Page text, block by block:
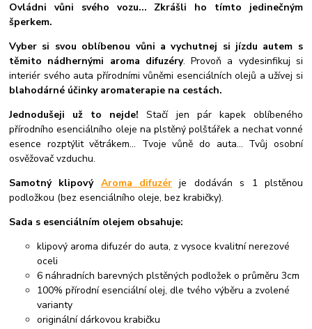
Ovládni vůni svého vozu... Zkrášli ho tímto jedinečným
šperkem.
Vyber si svou oblíbenou vůni a vychutnej si jízdu autem s
těmito nádhernými aroma difuzéry. Provoň a vydesinfikuj si
interiér svého auta přírodními vůněmi esenciálních olejů a užívej si
blahodárné účinky aromaterapie na cestách.
Jednodušeji už to nejde!Stačí jen pár kapek oblíbeného
přírodního esenciálního oleje na plstěný polštářek a nechat vonné
esence rozptýlit větrákem... Tvoje vůně do auta... Tvůj osobní
osvěžovač vzduchu.
Samotný klipový Aroma difuzér je dodáván s 1 plstěnou
podložkou (bez esenciálního oleje, bez krabičky).
Sada s esenciálním olejem obsahuje:
klipový aroma difuzér do auta, z vysoce kvalitní nerezové
oceli
6 náhradních barevných plstěných podložek o průměru 3cm
100% přírodní esenciální olej, dle tvého výběru a zvolené
varianty
originální dárkovou krabičku